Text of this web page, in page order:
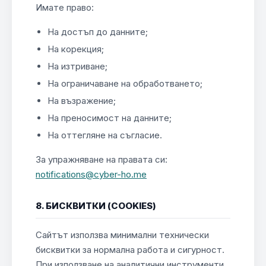
Имате право:
На достъп до данните;
На корекция;
На изтриване;
На ограничаване на обработването;
На възражение;
На преносимост на данните;
На оттегляне на съгласие.
За упражняване на правата си:
notifications@cyber-ho.me
8. БИСКВИТКИ (COOKIES)
Сайтът използва минимални технически
бисквитки за нормална работа и сигурност.